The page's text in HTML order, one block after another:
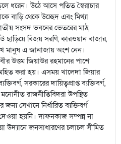
ধরেন। উঠে আসে পতিত স্বৈরাচার
বাড়ি থেকে উচ্ছেদ এবং মিথ্যা
সংসদ ভবনের ভেতরের মাঠ,
ছাড়িয়ে বিজয় সরণি, কারওয়ান বাজার,
মানুষ এ জানাজায় অংশ নেন।
উত্তম জিয়াউর রহমানের পাশে
করা হয়। এসময় খালেদা জিয়ার
সরকারের দায়িত্বপ্রাপ্ত ব্যক্তিবর্গ,
রাজনীতিবিদরা উপস্থিত
জন্য সেখানে নির্ধারিত ব্যক্তিবর্গ
হয়নি। দাফনকাজ সম্পন্ন না
উদ্যানে জনসাধারণের চলাচল সীমিত